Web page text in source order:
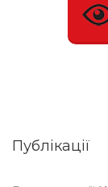
Публікації